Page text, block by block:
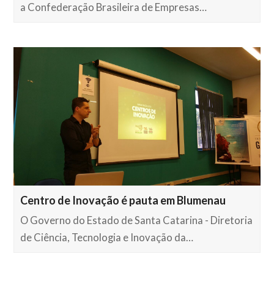
a Confederação Brasileira de Empresas…
Centro de Inovação é pauta em Blumenau
O Governo do Estado de Santa Catarina - Diretoria
de Ciência, Tecnologia e Inovação da…